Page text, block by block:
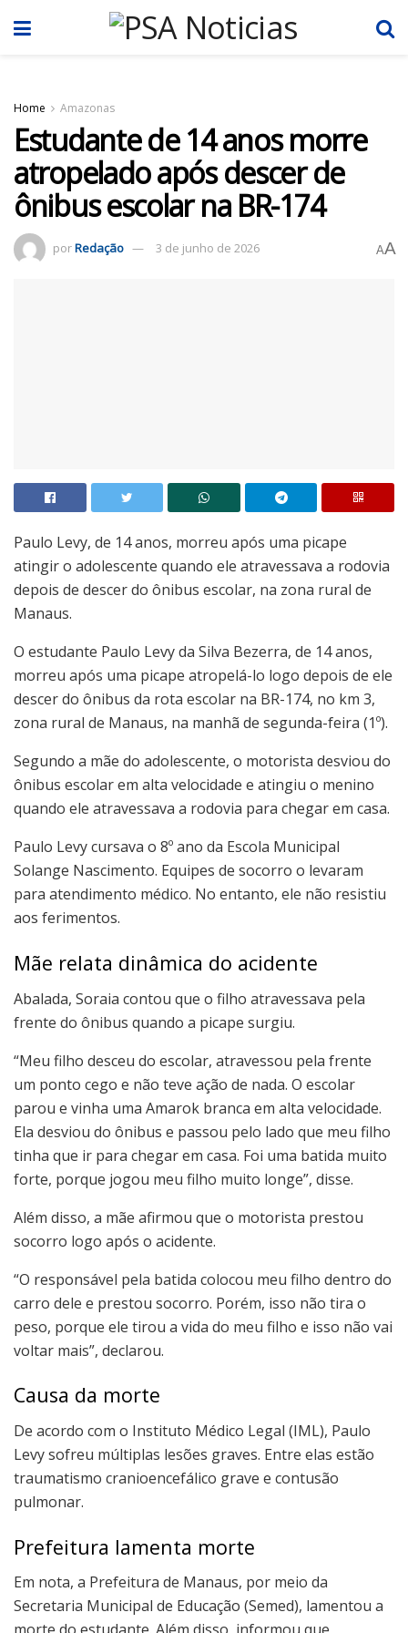
Home Amazonas
Estudante de 14 anos morre
atropelado após descer de
ônibus escolar na BR-174
porRedação 3 de junho de 2026 AA
Paulo Levy, de 14 anos, morreu após uma picape
atingir o adolescente quando ele atravessava a rodovia
depois de descer do ônibus escolar, na zona rural de
Manaus.
O estudante Paulo Levy da Silva Bezerra, de 14 anos,
morreu após uma picape atropelá-lo logo depois de ele
descer do ônibus da rota escolar na BR-174, no km 3,
zona rural de Manaus, na manhã de segunda-feira (1º).
Segundo a mãe do adolescente, o motorista desviou do
ônibus escolar em alta velocidade e atingiu o menino
quando ele atravessava a rodovia para chegar em casa.
Paulo Levy cursava o 8º ano da Escola Municipal
Solange Nascimento. Equipes de socorro o levaram
para atendimento médico. No entanto, ele não resistiu
aos ferimentos.
Mãe relata dinâmica do acidente
Abalada, Soraia contou que o filho atravessava pela
frente do ônibus quando a picape surgiu.
“Meu filho desceu do escolar, atravessou pela frente
um ponto cego e não teve ação de nada. O escolar
parou e vinha uma Amarok branca em alta velocidade.
Ela desviou do ônibus e passou pelo lado que meu filho
tinha que ir para chegar em casa. Foi uma batida muito
forte, porque jogou meu filho muito longe”, disse.
Além disso, a mãe afirmou que o motorista prestou
socorro logo após o acidente.
“O responsável pela batida colocou meu filho dentro do
carro dele e prestou socorro. Porém, isso não tira o
peso, porque ele tirou a vida do meu filho e isso não vai
voltar mais”, declarou.
Causa da morte
De acordo com o Instituto Médico Legal (IML), Paulo
Levy sofreu múltiplas lesões graves. Entre elas estão
traumatismo cranioencefálico grave e contusão
pulmonar.
Prefeitura lamenta morte
Em nota, a Prefeitura de Manaus, por meio da
Secretaria Municipal de Educação (Semed), lamentou a